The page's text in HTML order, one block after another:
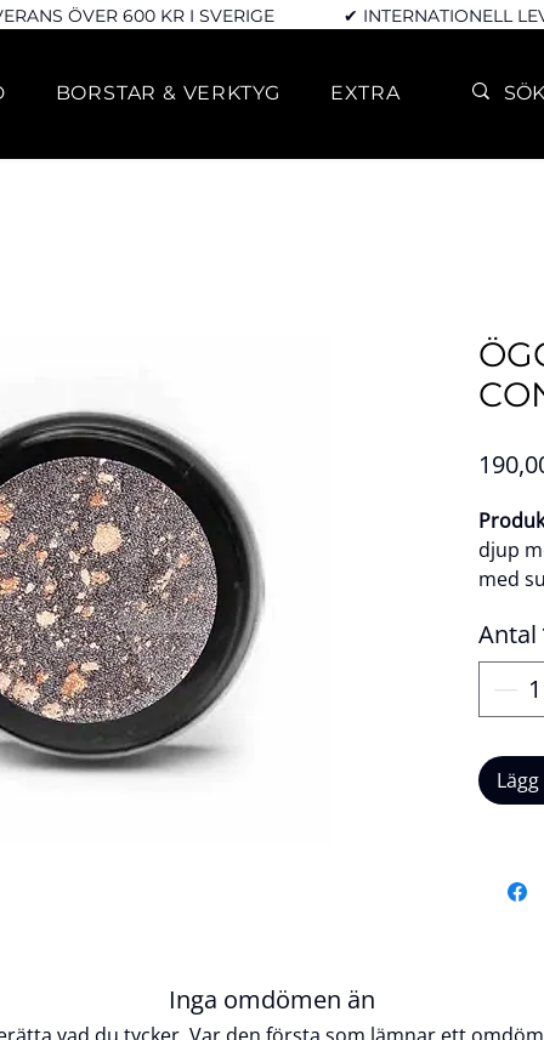
ÖVER 600 KR I SVERIGE ✔ INTERNATIONELL
BORSTAR & VERKTYG EXTRA
djup
med
djärv
men
Antal
Inga omdömen än